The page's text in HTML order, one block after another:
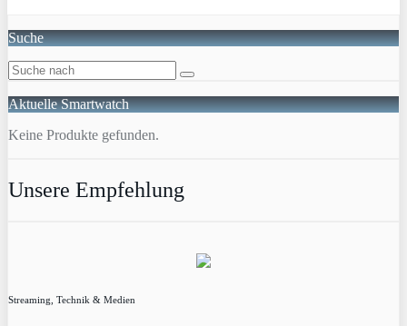
Suche
Aktuelle Smartwatch
Keine Produkte gefunden.
Unsere Empfehlung
Streaming, Technik & Medien